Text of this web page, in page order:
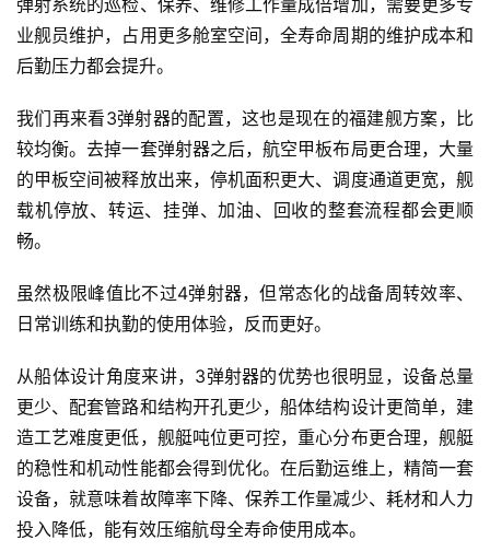
弹射系统的巡检、保养、维修工作量成倍增加，需要更多专
业舰员维护，占用更多舱室空间，全寿命周期的维护成本和
后勤压力都会提升。
我们再来看3弹射器的配置，这也是现在的福建舰方案，比
较均衡。去掉一套弹射器之后，航空甲板布局更合理，大量
的甲板空间被释放出来，停机面积更大、调度通道更宽，舰
载机停放、转运、挂弹、加油、回收的整套流程都会更顺
畅。
虽然极限峰值比不过4弹射器，但常态化的战备周转效率、
日常训练和执勤的使用体验，反而更好。
从船体设计角度来讲，3弹射器的优势也很明显，设备总量
更少、配套管路和结构开孔更少，船体结构设计更简单，建
造工艺难度更低，舰艇吨位更可控，重心分布更合理，舰艇
的稳性和机动性能都会得到优化。在后勤运维上，精简一套
设备，就意味着故障率下降、保养工作量减少、耗材和人力
投入降低，能有效压缩航母全寿命使用成本。